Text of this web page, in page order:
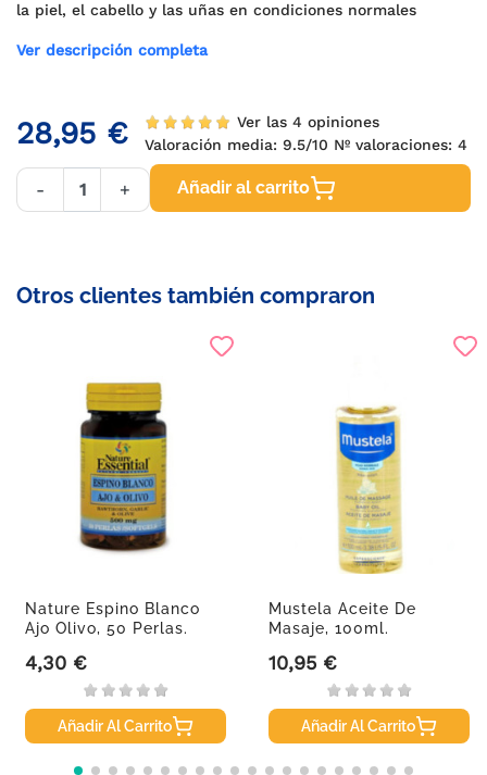
la piel, el cabello y las uñas en condiciones normales
Ver descripción completa
28,95 €
Ver las 4 opiniones
Valoración media: 9.5/10 Nº valoraciones: 4
- + Añadir al carrito
Otros clientes también compraron
Nature Espino Blanco
Ajo Olivo, 50 Perlas.
Precio
4,30 €
Añadir Al Carrito
Mustela Aceite De
Masaje, 100ml.
Precio
10,95 €
Añadir Al Carrito